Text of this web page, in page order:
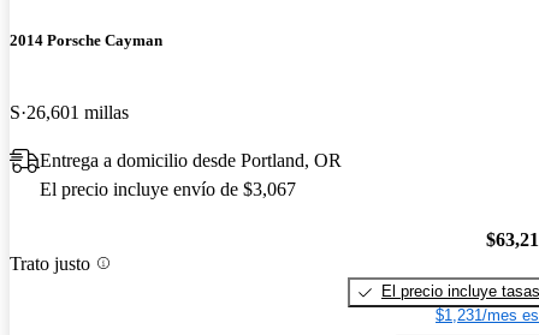
2014 Porsche Cayman
S 26,601 millas
Entrega a domicilio desde Portland, OR
El precio incluye envío de $3,067
Trato justo
El precio incluye tasas
$1,231/mes